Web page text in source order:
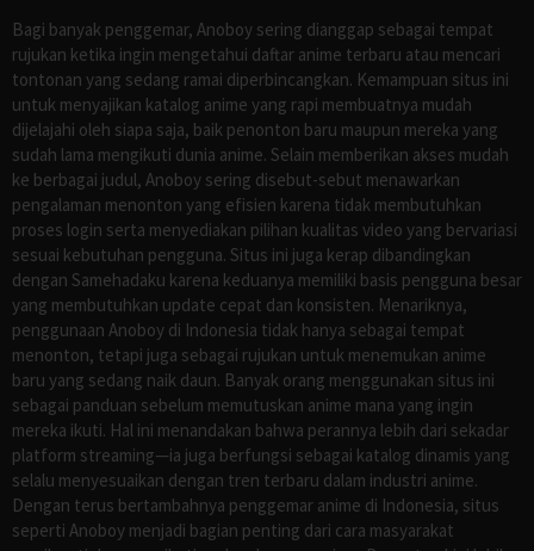
Bagi banyak penggemar, Anoboy sering dianggap sebagai tempat
rujukan ketika ingin mengetahui daftar anime terbaru atau mencari
tontonan yang sedang ramai diperbincangkan. Kemampuan situs ini
untuk menyajikan katalog anime yang rapi membuatnya mudah
dijelajahi oleh siapa saja, baik penonton baru maupun mereka yang
sudah lama mengikuti dunia anime. Selain memberikan akses mudah
ke berbagai judul, Anoboy sering disebut-sebut menawarkan
pengalaman menonton yang efisien karena tidak membutuhkan
proses login serta menyediakan pilihan kualitas video yang bervariasi
sesuai kebutuhan pengguna. Situs ini juga kerap dibandingkan
dengan Samehadaku karena keduanya memiliki basis pengguna besar
yang membutuhkan update cepat dan konsisten. Menariknya,
penggunaan Anoboy di Indonesia tidak hanya sebagai tempat
menonton, tetapi juga sebagai rujukan untuk menemukan anime
baru yang sedang naik daun. Banyak orang menggunakan situs ini
sebagai panduan sebelum memutuskan anime mana yang ingin
mereka ikuti. Hal ini menandakan bahwa perannya lebih dari sekadar
platform streaming—ia juga berfungsi sebagai katalog dinamis yang
selalu menyesuaikan dengan tren terbaru dalam industri anime.
Dengan terus bertambahnya penggemar anime di Indonesia, situs
seperti Anoboy menjadi bagian penting dari cara masyarakat